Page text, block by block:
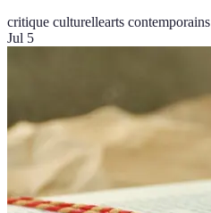
critique culturellearts contemporains
Jul 5